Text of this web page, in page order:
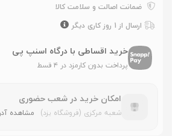
ضمانت اصالت و سلامت کالا
ارسال از 1 روز کاری دیگر
خرید اقساطی با درگاه اسنپ پی
پرداخت بدون کارمزد در ۴ قسط
امکان خرید در شعب حضوری
شعبه مرکزی (فروشگاه یزد) مشاهده